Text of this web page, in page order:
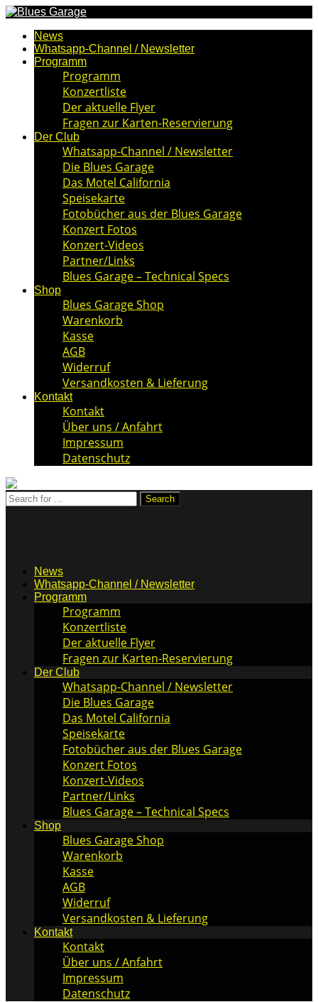
News
Whatsapp-Channel / Newsletter
Programm
Programm
Konzertliste
Der aktuelle Flyer
Fragen zur Karten-Reservierung
Der Club
Whatsapp-Channel / Newsletter
Die Blues Garage
Das Motel California
Speisekarte
Fotobücher aus der Blues Garage
Konzert Fotos
Konzert-Videos
Partner/Links
Blues Garage – Technical Specs
Shop
Blues Garage Shop
Warenkorb
Kasse
AGB
Widerruf
Versandkosten & Lieferung
Kontakt
Kontakt
Über uns / Anfahrt
Impressum
Datenschutz
News
Whatsapp-Channel / Newsletter
Programm
Programm
Konzertliste
Der aktuelle Flyer
Fragen zur Karten-Reservierung
Der Club
Whatsapp-Channel / Newsletter
Die Blues Garage
Das Motel California
Speisekarte
Fotobücher aus der Blues Garage
Konzert Fotos
Konzert-Videos
Partner/Links
Blues Garage – Technical Specs
Shop
Blues Garage Shop
Warenkorb
Kasse
AGB
Widerruf
Versandkosten & Lieferung
Kontakt
Kontakt
Über uns / Anfahrt
Impressum
Datenschutz